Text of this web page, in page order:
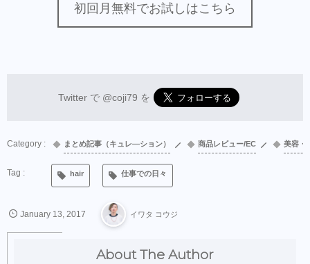
初回月無料でお試しはこちら
Twitter で @coji79 を
まとめ記事（キュレ―ション） 商品レビュー/EC 美容・
hair 仕事での日々
January 13 2017 イワタ コウジ
About The Author